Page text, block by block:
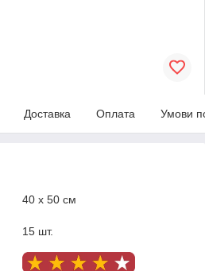
Доставка Оплата Умови
40 х 50 см
15 шт.